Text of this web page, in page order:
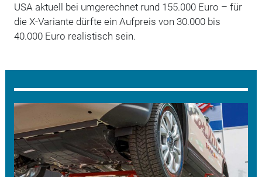
USA aktuell bei umgerechnet rund 155.000 Euro – für
die X-Variante dürfte ein Aufpreis von 30.000 bis
40.000 Euro realistisch sein.